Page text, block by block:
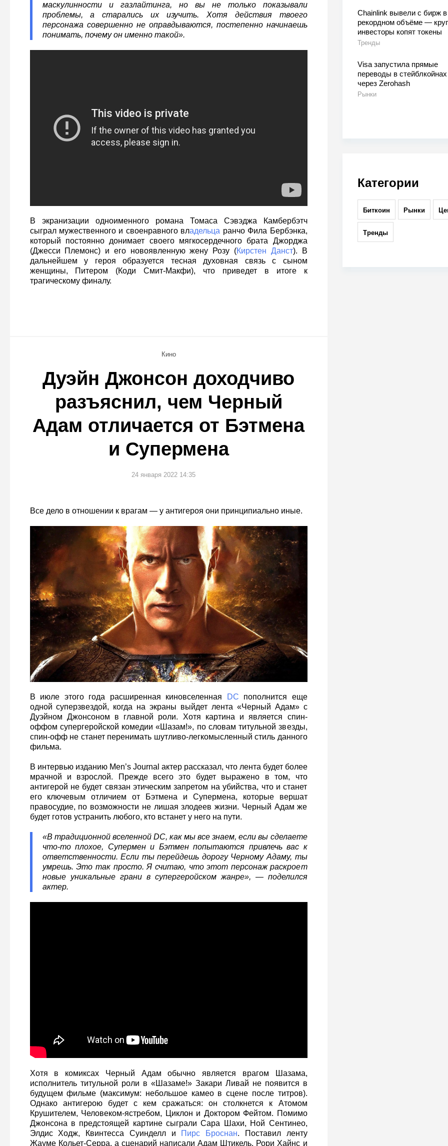
Chainlink вывели с бирж в
рекордном объёме —
инвесторы копят токены
Тренды
Visa запустила прямые
переводы в стейблкойнах
через Zerohash
Рынки
Категории
Биткоин Рынки
Тренды
маскулинности и газлайтинга, но вы не только показывали
проблемы, а старались их изучить. Хотя действия твоего
персонажа совершенно не оправдываются, постепенно начинаешь
понимать, почему он именно такой».
В экранизации одноименного романа Томаса Сэвэджа Камбербэтч
сыграл мужественного и своенравного владельца ранчо Фила Бербэнка,
который постоянно донимает своего мягкосердечного брата Джорджа
(Джесси Племонс) и его новоявленную жену Розу (Кирстен Данст). В
дальнейшем у героя образуется тесная духовная связь с сыном
женщины, Питером (Коди Смит-Макфи), что приведет в итоге к
трагическому финалу.
Кино
Дуэйн Джонсон доходчиво
разъяснил, чем Черный
Адам отличается от Бэтмена
и Супермена
24 января 2022 14:35
Все дело в отношении к врагам — у антигероя они принципиально иные.
В июле этого года расширенная киновселенная DC пополнится еще
одной суперзвездой, когда на экраны выйдет лента «Черный Адам» с
Дуэйном Джонсоном в главной роли. Хотя картина и является спин-
оффом супергеройской комедии «Шазам!», по словам титульной звезды,
спин-офф не станет перенимать шутливо-легкомысленный стиль данного
фильма.
В интервью изданию Men’s Journal актер рассказал, что лента будет более
мрачной и взрослой. Прежде всего это будет выражено в том, что
антигерой не будет связан этическим запретом на убийства, что и станет
его ключевым отличием от Бэтмена и Супермена, которые вершат
правосудие, по возможности не лишая злодеев жизни. Черный Адам же
будет готов устранить любого, кто встанет у него на пути.
«В традиционной вселенной DC, как мы все знаем, если вы сделаете
что-то плохое, Супермен и Бэтмен попытаются привлечь вас к
ответственности. Если ты перейдешь дорогу Черному Адаму, ты
умрешь. Это так просто. Я считаю, что этот персонаж раскроет
новые уникальные грани в супергеройском жанре», — поделился
актер.
Хотя в комиксах Черный Адам обычно является врагом Шазама,
исполнитель титульной роли в «Шазаме!» Закари Ливай не появится в
будущем фильме (максимум: небольшое камео в сцене после титров).
Однако антигерою будет с кем сражаться: он столкнется к Атомом
Крушителем, Человеком-ястребом, Циклон и Доктором Фейтом. Помимо
Джонсона в предстоящей картине сыграли Сара Шахи, Ной Сентинео,
Элдис Ходж, Квинтесса Суинделл и
Пирс Броснан. Поставил ленту
Жауме Кольет-Серра, а сценарий написали Адам Штикель, Рори Хайнс и